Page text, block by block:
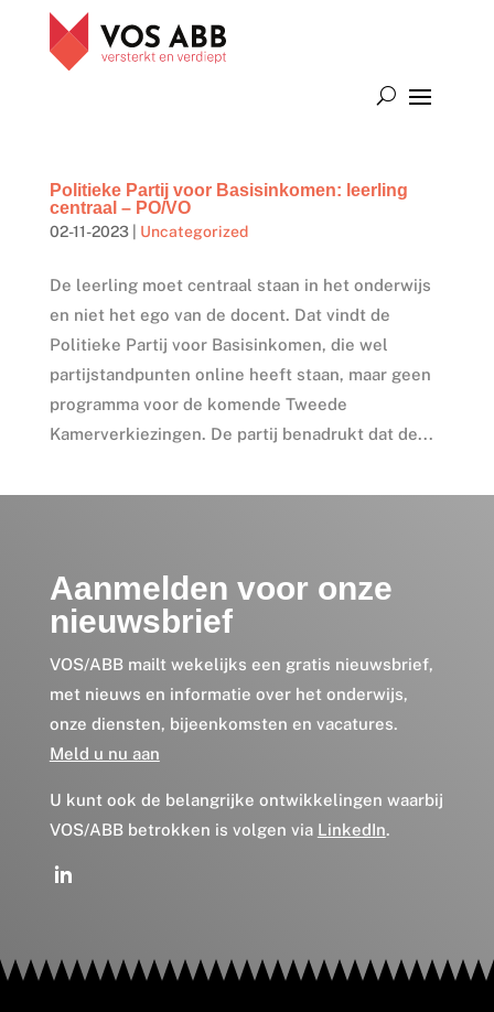
Politieke Partij voor Basisinkomen: leerling
centraal – PO/VO
02-11-2023| Uncategorized
De leerling moet centraal staan in het onderwijs
en niet het ego van de docent. Dat vindt de
Politieke Partij voor Basisinkomen, die wel
partijstandpunten online heeft staan, maar geen
programma voor de komende Tweede
Kamerverkiezingen. De partij benadrukt dat de...
Aanmelden voor onze
nieuwsbrief
VOS/ABB mailt wekelijks een gratis nieuwsbrief,
met nieuws en informatie over het onderwijs,
onze diensten, bijeenkomsten en vacatures.
Meld u nu aan
U kunt ook de belangrijke ontwikkelingen waarbij
VOS/ABB betrokken is volgen via LinkedIn.